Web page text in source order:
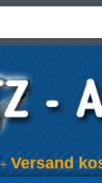
+++Versand